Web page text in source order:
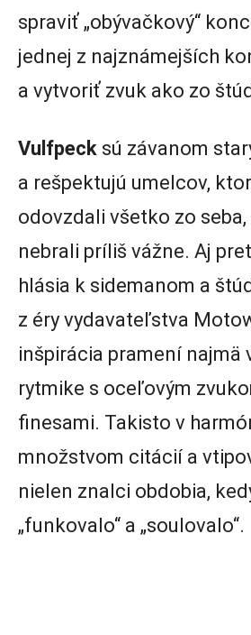
spraviť „obývačkový“
jednej z najznámejších
a vytvoriť zvuk ako zo
Vulfpeck sú závanom
a rešpektujú umelcov,
odovzdali všetko zo
nebrali príliš vážne. Aj
hlásia k sidemanom a
z éry vydavateľstva
inšpirácia pramení najmä
rytmike s oceľovým
finesami. Takisto v
množstvom citácií a
nielen znalci obdobia,
„funkovalo“ a „soulovalo“.